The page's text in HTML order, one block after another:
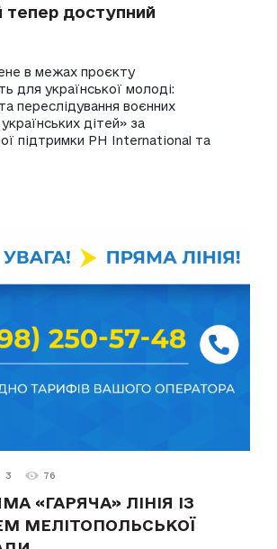
тепер доступний
в межах проєкту
для української молоді:
переслідування воєнних
дітей» за
підтримки PH International та
3 76
«ГАРЯЧА» ЛІНІЯ ІЗ
МЕЛІТОПОЛЬСЬКОЇ